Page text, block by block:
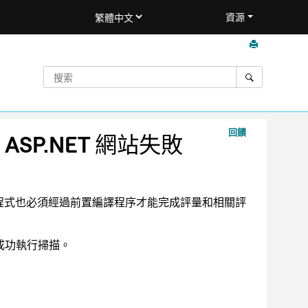
資源
回饋
網站失敗
也必須經過前置編譯程序才能完成評量和相關評
執行掃描。